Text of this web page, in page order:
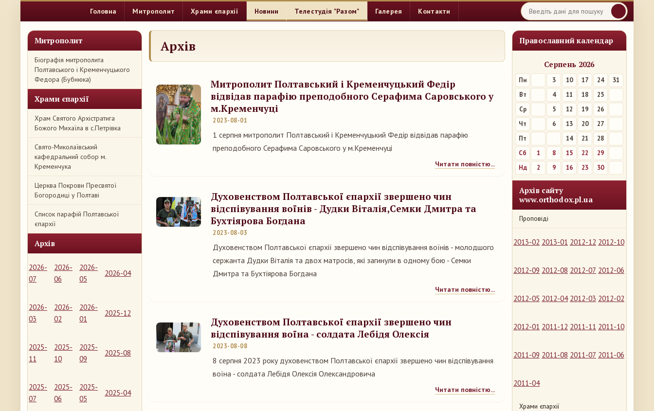
Головна Митрополит Храми єпархії Новини Телестудія "Разом" Галерея Контакти
Митрополит
Біографія митрополита
Полтавського і Кременчуцького
Федора (Бубнюка)
Храми єпархії
Храм Святого Архістратига
Божого Михаїла в с.Петрівка
Свято-Миколаївський
кафедральний собор м.
Кременчука
Церква Покрови Пресвятої
Богородиці у Полтаві
Список парафій Полтавської
єпархії
Архів
2026-
07
2026-
06
2026-
05
2026-04
2026-
03
2026-
02
2026-
01
2025-12
2025-
11
2025-
10
2025-
09
2025-08
2025-
07
2025-
06
2025-
05
2025-04
Православний календар
Серпень 2026
Пн 3 10 17 24
31
Вт
4 11 18
25
Ср
5 12 19
26
Чт
6 13 20
27
Пт
14 21
28
Сб
1 8 15 22
29
Нд
2 9 16 23 30
Архів сайту
www.orthodox.pl.ua
Проповіді
2013-02 2013-01 2012-12 2012-10
2012-09 2012-08 2012-07 2012-06
2012-05 2012-04 2012-03 2012-02
2012-01 2011-12 2011-11 2011-10
2011-09 2011-08 2011-07 2011-06
2011-04
Храми єпархії
Архів
Митрополит Полтавський і Кременчуцький Федір
відвідав парафію преподобного Серафима Саровського у
м.Кременчуці
2023-08-01
1 серпня митрополит Полтавський і Кременчуцький Федір відвідав парафію
преподобного Серафима Саровського у м.Кременчуці
Читати повністю...
Духовенством Полтавської єпархії звершено чин
відспівування воїнів - Дудки Віталія,Семки Дмитра та
Бухтіярова Богдана
2023-08-03
Духовенством Полтавської єпархії звершено чин відспівування воїнів - молодшого
сержанта Дудки Віталія та двох матросів, які загинули в одному бою - Семки
Дмитра та Бухтіярова Богдана
Читати повністю...
Духовенством Полтавської єпархії звершено чин
відспівування воїна - солдата Лебідя Олексія
2023-08-08
8 серпня 2023 року духовенством Полтавської єпархії звершено чин відспівування
воїна - солдата Лебідя Олексія Олександровича
Читати повністю...